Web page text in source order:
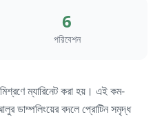
6
পরিবেশন
ম্যারিনেট করা হয়। এই কম-
ডাম্পলিংয়ের বদলে প্রোটিন সমৃদ্ধ